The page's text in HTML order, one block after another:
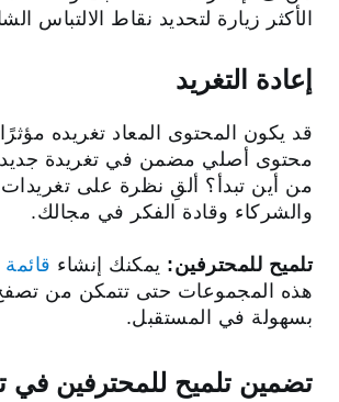
الأكثر زيارة لتحديد نقاط الالتباس
إعادة التغريد
قد يكون المحتوى المعاد تغريده
محتوى أصلي مضمن في تغريدة
من أين تبدأ؟ ألقِ نظرة على تغريدات
والشركاء وقادة الفكر في مجالك.
تلميح للمحترفين: يمكنك إنشاء قائمة
هذه المجموعات حتى تتمكن من تصفح
بسهولة في المستقبل.
تضمين تلميح للمحترفين في